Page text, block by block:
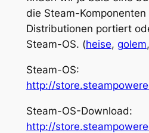
die Steam-
Distributionen portiert
Steam-OS. (heise, golem,
Steam-OS:
http://
Steam-OS-Download:
http://